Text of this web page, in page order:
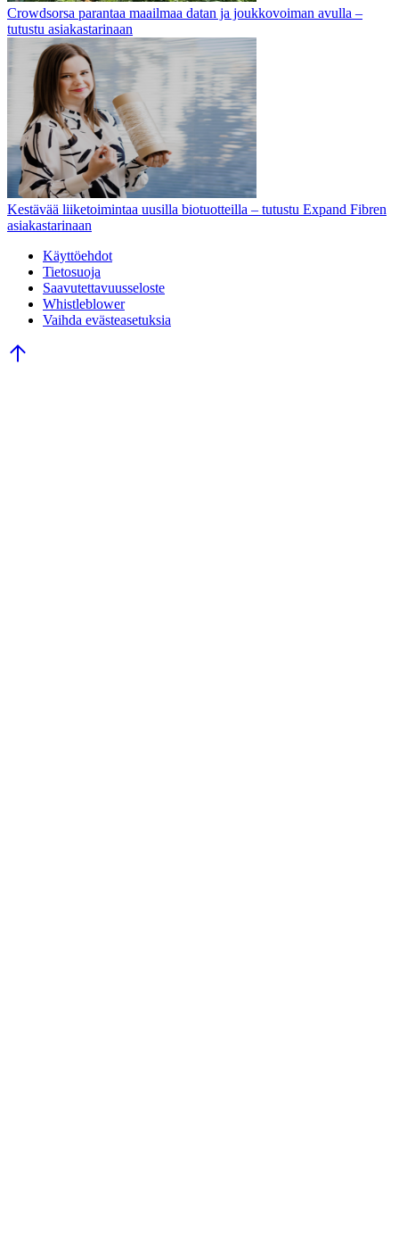
Crowdsorsa parantaa maailmaa datan ja joukkovoiman avulla –
tutustu asiakastarinaan
Kestävää liiketoimintaa uusilla biotuotteilla – tutustu Expand Fibren
asiakastarinaan
Käyttöehdot
Tietosuoja
Saavutettavuusseloste
Whistleblower
Vaihda evästeasetuksia